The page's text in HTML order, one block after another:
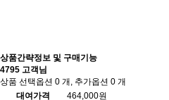
상품간략정보 및 구매기능
4795 고객님
상품 선택옵션 0 개, 추가옵션 0 개
대여가격
464,000원